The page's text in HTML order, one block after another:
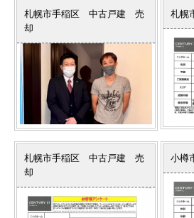
札幌市手稲区 中古戸建 売
却
札幌
札幌市手稲区 中古戸建 売
却
小樽